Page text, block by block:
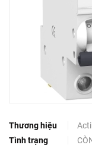
Thương hiệu
Tình trạng